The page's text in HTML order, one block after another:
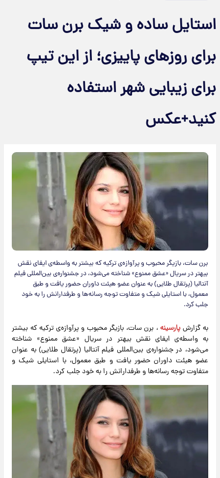
استایل ساده و شیک برن سات
برای روزهای پاییزی؛ از این تیپ
برای زیبایی شهر استفاده
کنید+عکس
برن سات، بازیگر محبوب و پرآوازه‌ی ترکیه که بیشتر به واسطه‌ی ایفای نقش
بیهتر در سریال «عشق ممنوع» شناخته می‌شود، در جشنواره‌ی بین‌المللی فیلم
آنتالیا (پرتقال طلایی) به عنوان عضو هیئت داوران حضور یافت و طبق
معمول، با استایلی شیک و متفاوت توجه رسانه‌ها و طرفدارانش را به خود
جلب کرد.
به گزارشپارسینه ، برن سات، بازیگر محبوب و پرآوازه‌ی ترکیه که بیشتر
به واسطه‌ی ایفای نقش بیهتر در سریال «عشق ممنوع» شناخته
می‌شود، در جشنواره‌ی بین‌المللی فیلم آنتالیا (پرتقال طلایی) به عنوان
عضو هیئت داوران حضور یافت و طبق معمول، با استایلی شیک و
متفاوت توجه رسانه‌ها و طرفدارانش را به خود جلب کرد.